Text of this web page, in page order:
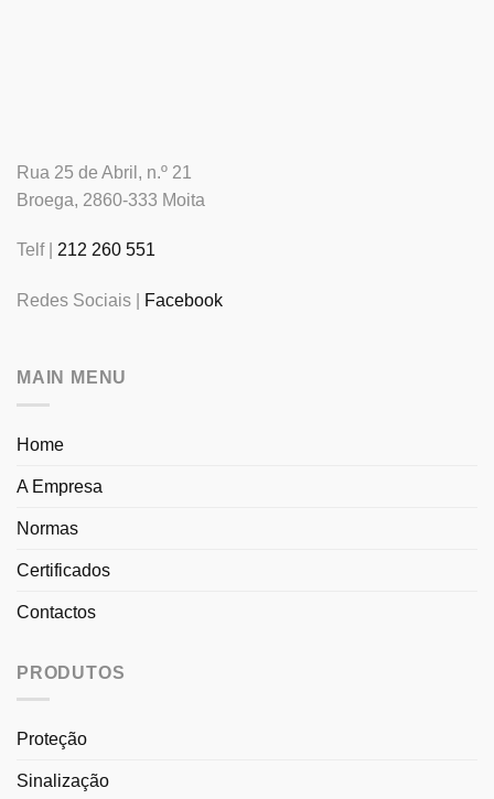
Rua 25 de Abril, n.º 21
Broega, 2860-333 Moita
Telf | 212 260 551
Redes Sociais | Facebook
MAIN MENU
Home
A Empresa
Normas
Certificados
Contactos
PRODUTOS
Proteção
Sinalização